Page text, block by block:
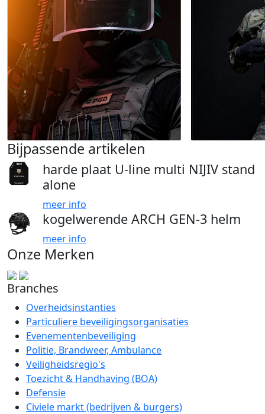
Bijpassende artikelen
harde plaat U-line multi NIJIV stand
alone
meer info
kogelwerende ARCH GEN-3 helm
meer info
Onze Merken
Branches
Overheidsinstanties
Particuliere beveiligingsorganisaties
Evenementenbeveiliging
Politie, Brandweer, Ambulance
Veiligheidsregio's
Toezicht & Handhaving (BOA)
Defensie
Civiele markt (bedrijven & burgers)